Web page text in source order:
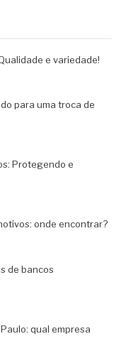
e variedade!
para uma troca de
Protegendo e
onde encontrar?
de bancos
qual empresa